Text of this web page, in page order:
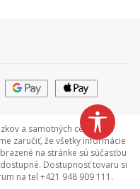
a samotných cenách sa
zaručiť, že všetky informácie
na stránke sú súčasťou
Dostupnosť tovaru si
na tel +421 948 909 111.